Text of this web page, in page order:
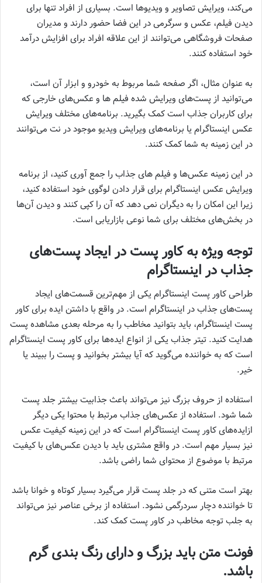
می‌کند، ویرایش تصاویر و ویدیوها است. بسیاری از افراد تنها برای
دیدن فیلم، عکس و سرگرمی در این فضا حضور دارند و مدیران
صفحات فروشگاهی می‌توانند از این علاقه افراد برای افزایش درآمد
خود استفاده کنند.
به عنوان مثال، اگر صفحه شما مربوط به خودرو و ابزار آن است،
می‌توانید از پست‌های ویرایش شده فیلم‌ ها و عکس‌های خارجی که
برای کاربران جذاب است کمک بگیرید. برنامه‌های مختلف ویرایش
عکس اینستاگرام یا برنامه‌های ویرایش ویدیو موجود در نت می‌توانند
در این زمینه به شما کمک کنند.
در این زمینه عکس‌ها و فیلم‌ های جذاب را جمع‌ آوری کنید، از برنامه
ویرایش عکس اینستاگرام برای قرار دادن لوگوی خود استفاده کنید،
زیرا این امکان را به دیگران نمی‌ دهد که آن را کپی کنند و دیدن آن‌ها
در بخش‌های مختلف برای شما نوعی بازاریابی است.
توجه ویژه به کاور پست در ایجاد پست‌های
جذاب در اینستاگرام
طراحی کاور پست اینستاگرام یکی از مهم‌ترین قسمت‌های ایجاد
پست‌های جذاب در اینستاگرام است. در واقع با داشتن‌ ایده برای کاور
پست اینستاگرام، باید بتوانید مخاطب را به مرحله بعدی مشاهده پست
هدایت کنید. تیتر جذاب یکی از انواع‌ ایده‌ها برای کاور پست اینستاگرام
است که به خواننده می‌گوید که آیا بیشتر بخوانید و پست را ببیند یا
خیر.
استفاده از حروف بزرگ نیز می‌تواند باعث جذابیت بیشتر جلد پست
شما شود. استفاده از عکس‌های جذاب مرتبط با محتوا یکی دیگر
از‌ایده‌های کاور پست اینستاگرام است که در این زمینه کیفیت عکس
نیز بسیار مهم است. در واقع مشتری باید با دیدن عکس‌های با کیفیت
مرتبط با موضوع از محتوای شما راضی باشد.
بهتر است متنی که در جلد پست قرار می‌گیرد بسیار کوتاه و خوانا باشد
تا خواننده دچار سردرگمی نشود. استفاده از برخی عناصر نیز می‌تواند
به جلب توجه مخاطب در کاور پست کمک کند.
فونت متن باید بزرگ و دارای رنگ بندی گرم
باشد.